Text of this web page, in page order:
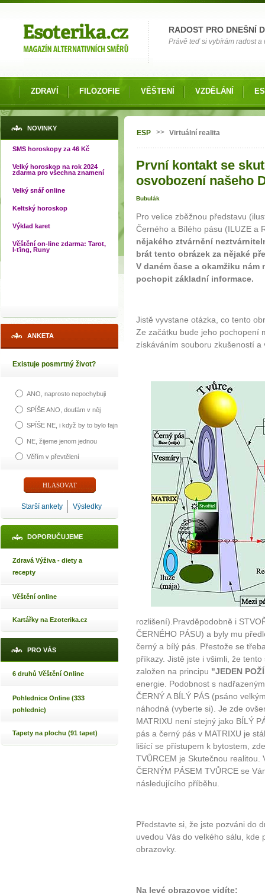
RADOST PRO DNEŠNÍ
Právě teď si vybírám radost a
ZDRAVÍ FILOZOFIE VĚŠTENÍ VZDĚLÁNÍ
NOVINKY
SMS horoskopy za 46 Kč
Velký horoskop na rok 2024
zdarma pro všechna znamení
Velký snář online
Keltský horoskop
Výklad karet
Věštění on-line zdarma: Tarot,
I-ťing, Runy
ANKETA
Existuje posmrtný život?
ANO, naprosto nepochybuji
SPÍŠE ANO, doufám v něj
SPÍŠE NE, i když by to bylo fajn
NE, žijeme jenom jednou
Věřím v převtělení
Starší ankety Výsledky
DOPORUČUJEME
Zdravá Výživa - diety a
recepty
Věštění online
Kartářky na Ezoterika.cz
PRO VÁS
6 druhů Věštění Online
Pohlednice Online (333
pohlednic)
Tapety na plochu (91 tapet)
Jste zde
ESP >> Virtuální realita
První kontakt se
osvobození našeho
Bubulák
Pro velice zběžnou představu
Černého a Bílého pásu (ILUZE a
nějakého ztvárnění
brát tento obrázek za nějaké
V daném čase a okamžiku
pochopit základní informace.
Jistě vyvstane otázka, co tento
Ze začátku bude jeho pochopení
získáváním souboru zkušeností
rozlišení).Pravděpodobně i
ČERNÉHO PÁSU) a byly mu
černý a bílý pás. Přestože se
příkazy. Jistě jste i všimli, že
založen na principu "JEDEN
energie. Podobnost s
ČERNÝ A BÍLÝ PÁS (psáno
náhodná (vyberte si). Je zde
MATRIXU není stejný jako BÍLÝ
pás a černý pás v MATRIXU je
lišící se přístupem k bytostem,
TVŮRCEM je Skutečnou realitou.
ČERNÝM PÁSEM TVŮRCE se
následujícího příběhu.
Představte si, že jste pozváni do
uvedou Vás do velkého sálu, kde
obrazovky.
Na levé obrazovce vidíte: